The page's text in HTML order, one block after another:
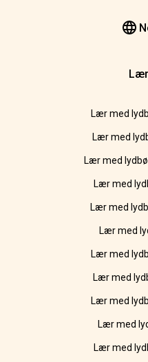
Lær med
Lær med
Lær med
Lær med
Lær med
Lær med
Lær med
Lær med
Lær med
Lær med
Lær med